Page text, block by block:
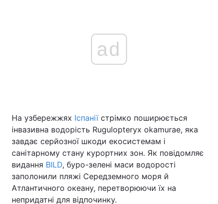
ad
На узбережжях Іспаніїстрімко поширюється
інвазивна водорість Rugulopteryx okamurae, яка
завдає серйозної шкоди екосистемам і
санітарному стану курортних зон. Як повідомляє
видання BILD, буро-зелені маси водорості
заполонили пляжі Середземного моря й
Атлантичного океану, перетворюючи їх на
непридатні для відпочинку.